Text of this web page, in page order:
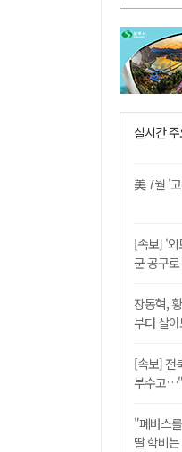
실시간
美 7월 '
[속보] '외
군 공구
장동혁,
부터 살
[속보] 전
부수고…"
"폐버스
딸 학비